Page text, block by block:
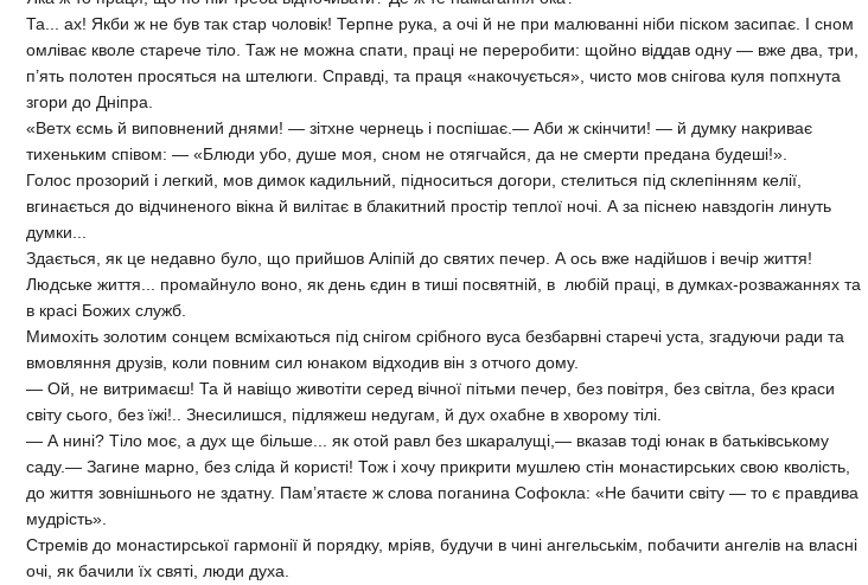
Та... ах! Якби ж не був так стар чоловік! Терпне рука, а очі й не при малюванні ніби піском засипає. І сном
омліває кволе старече тіло. Таж не можна спати, праці не переробити: щойно віддав одну — вже два, три,
п’ять полотен просяться на штелюги. Справді, та праця «накочується», чисто мов снігова куля попхнута
згори до Дніпра.
«Ветх єсмь й виповнений днями! — зітхне чернець і поспішає.— Аби ж скінчити! — й думку накриває
тихеньким співом: — «Блюди убо, душе моя, сном не отягчайся, да не смерти предана будеші!».
Голос прозорий і легкий, мов димок кадильний, підноситься догори, стелиться під склепінням келії,
вгинається до відчиненого вікна й вилітає в блакитний простір теплої ночі. А за піснею навздогін линуть
думки...
Здається, як це недавно було, що прийшов Аліпій до святих печер. А ось вже надійшов і вечір життя!
Людське життя... промайнуло воно, як день єдин в тиші посвятній, в любій праці, в думках-розважаннях та
в красі Божих служб.
Мимохіть золотим сонцем всміхаються під снігом срібного вуса безбарвні старечі уста, згадуючи ради та
вмовляння друзів, коли повним сил юнаком відходив він з отчого дому.
— Ой, не витримаєш! Та й навіщо животіти серед вічної пітьми печер, без повітря, без світла, без краси
світу сього, без їжі!.. Знесилишся, підляжеш недугам, й дух охабне в хворому тілі.
— А нині? Тіло моє, а дух ще більше... як отой равл без шкаралущі,— вказав тоді юнак в батьківському
саду.— Загине марно, без сліда й користі! Тож і хочу прикрити мушлею стін монастирських свою кволість,
до життя зовнішнього не здатну. Пам’ятаєте ж слова поганина Софокла: «Не бачити світу — то є правдива
мудрість».
Стремів до монастирської гармонії й порядку, мріяв, будучи в чині ангельськім, побачити ангелів на власні
очі, як бачили їх святі, люди духа.